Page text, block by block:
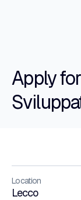
Apply
Location
Lecco